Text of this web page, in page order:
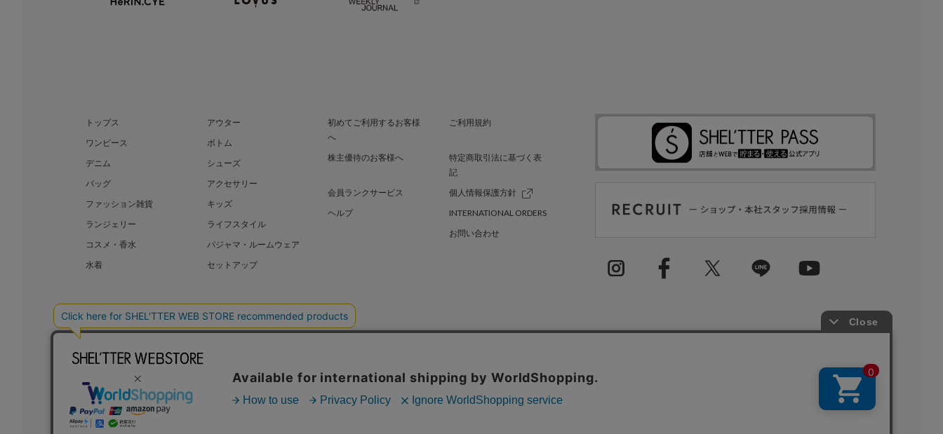
トップス
アウター
ワンピース
ボトム
デニム
シューズ
バッグ
アクセサリー
ファッション雑貨
キッズ
ランジェリー
ライフスタイル
コスメ・香水
パジャマ・ルームウェア
水着
セットアップ
初めてご利用するお客様
へ
ご利用規約
株主優待のお客様へ
特定商取引法に基づく表
記
会員ランクサービス
個人情報保護方針
ヘルプ
INTERNATIONAL ORDERS
お問い合わせ
BAROQUE JAPAN LIMITED SHEL’TTER GREEN 採用情報
COPYRIGHT © BAROQUE JAPAN LIMITED ALL RIGHTS RESERVED.